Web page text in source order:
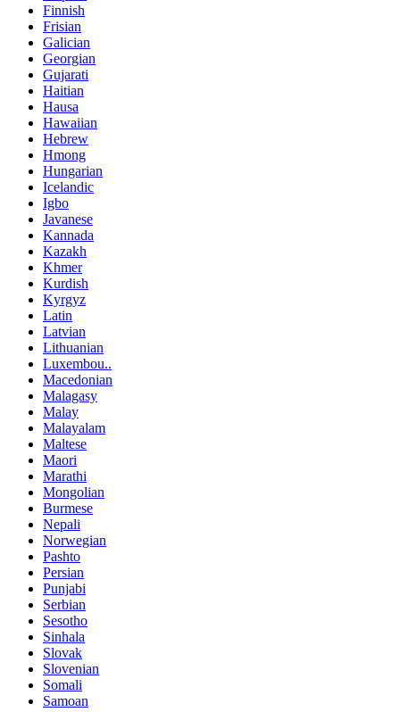
Finnish
Frisian
Galician
Georgian
Gujarati
Haitian
Hausa
Hawaiian
Hebrew
Hmong
Hungarian
Icelandic
Igbo
Javanese
Kannada
Kazakh
Khmer
Kurdish
Kyrgyz
Latin
Latvian
Lithuanian
Luxembou..
Macedonian
Malagasy
Malay
Malayalam
Maltese
Maori
Marathi
Mongolian
Burmese
Nepali
Norwegian
Pashto
Persian
Punjabi
Serbian
Sesotho
Sinhala
Slovak
Slovenian
Somali
Samoan